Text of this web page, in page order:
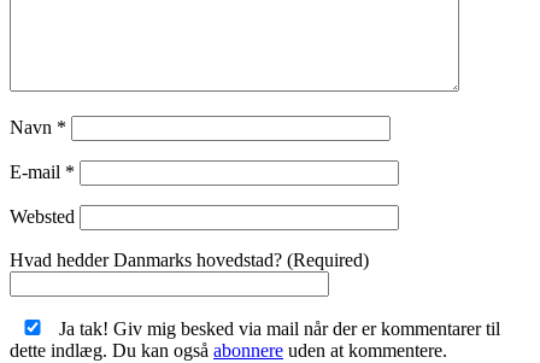
Navn *
E-mail *
Websted
Hvad hedder Danmarks hovedstad? (Required)
Ja tak! Giv mig besked via mail når der er kommentarer til
dette indlæg. Du kan også abonnere uden at kommentere.